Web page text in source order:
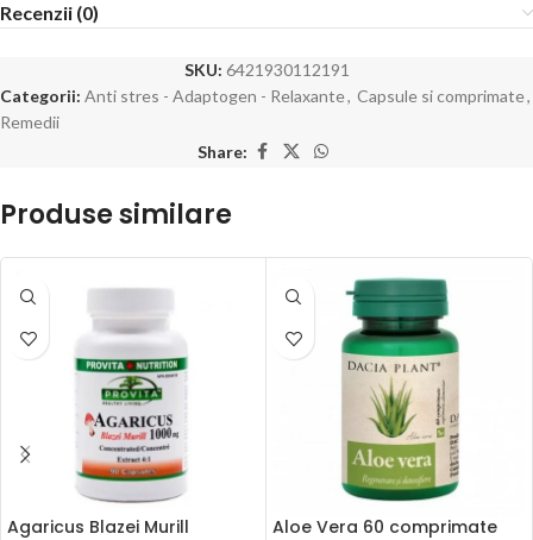
Recenzii (0)
SKU: 6421930112191
Categorii: Anti stres - Adaptogen - Relaxante, Capsule si comprimate,
Remedii
Share:
Produse similare
Agaricus Blazei Murill
Aloe Vera 60 comprimate